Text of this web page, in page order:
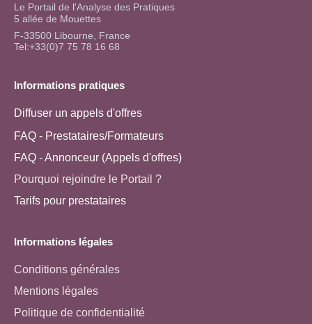
Le Portail de l'Analyse des Pratiques
5 allée de Mouettes
F-33500 Libourne, France
Tel:+33(0)7 75 78 16 68
Informations pratiques
Diffuser un appels d'offres
FAQ - Prestataires/Formateurs
FAQ - Annonceur (Appels d'offres)
Pourquoi rejoindre le Portail ?
Tarifs pour prestataires
Informations légales
Conditions générales
Mentions légales
Politique de confidentialité